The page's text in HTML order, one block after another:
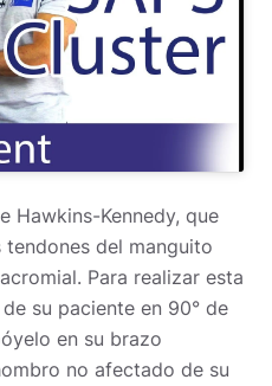
Hawkins-Kennedy, que
del manguito
Para realizar esta
su paciente en 90° de
en su brazo
no afectado de su